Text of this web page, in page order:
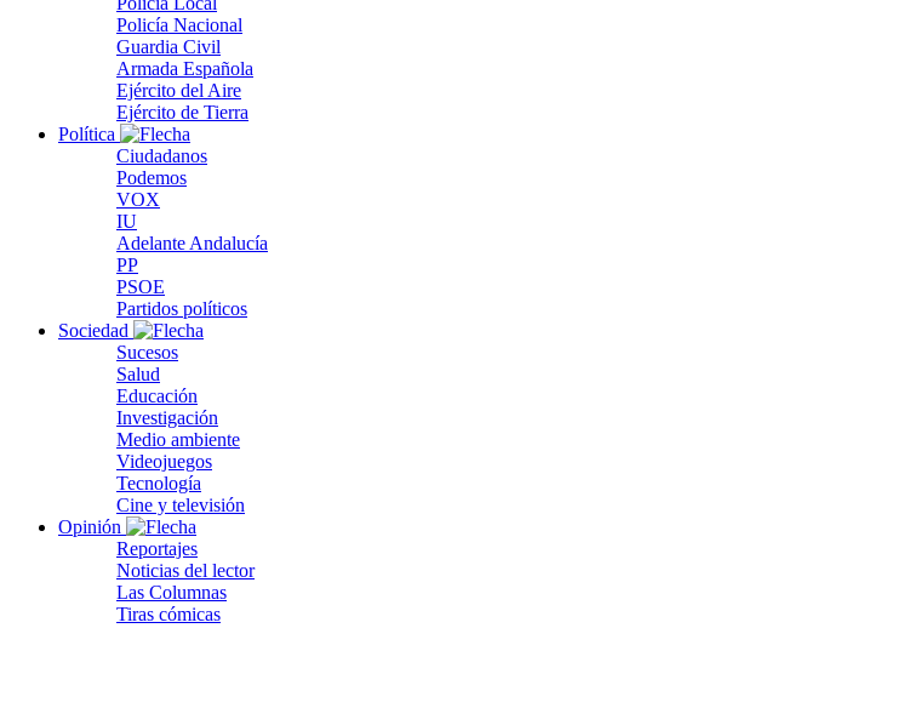
Policía Nacional
Guardia Civil
Armada Española
Ejército del Aire
Ejército de Tierra
Política
Ciudadanos
Podemos
VOX
IU
Adelante Andalucía
PP
PSOE
Partidos políticos
Sociedad
Sucesos
Salud
Educación
Investigación
Medio ambiente
Videojuegos
Tecnología
Cine y televisión
Opinión
Reportajes
Noticias del lector
Las Columnas
Tiras cómicas